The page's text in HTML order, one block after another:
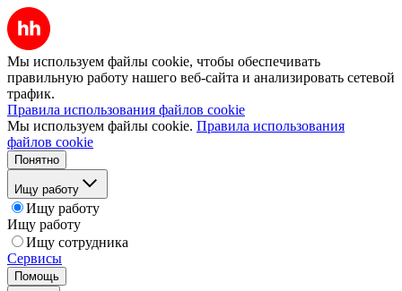
Мы используем файлы cookie, чтобы обеспечивать
правильную работу нашего веб-сайта и анализировать сетевой
трафик.
Правила использования файлов cookie
Мы используем файлы cookie. Правила использования
файлов cookie
Понятно
Ищу работу
Ищу работу
Ищу работу
Ищу сотрудника
Сервисы
Помощь